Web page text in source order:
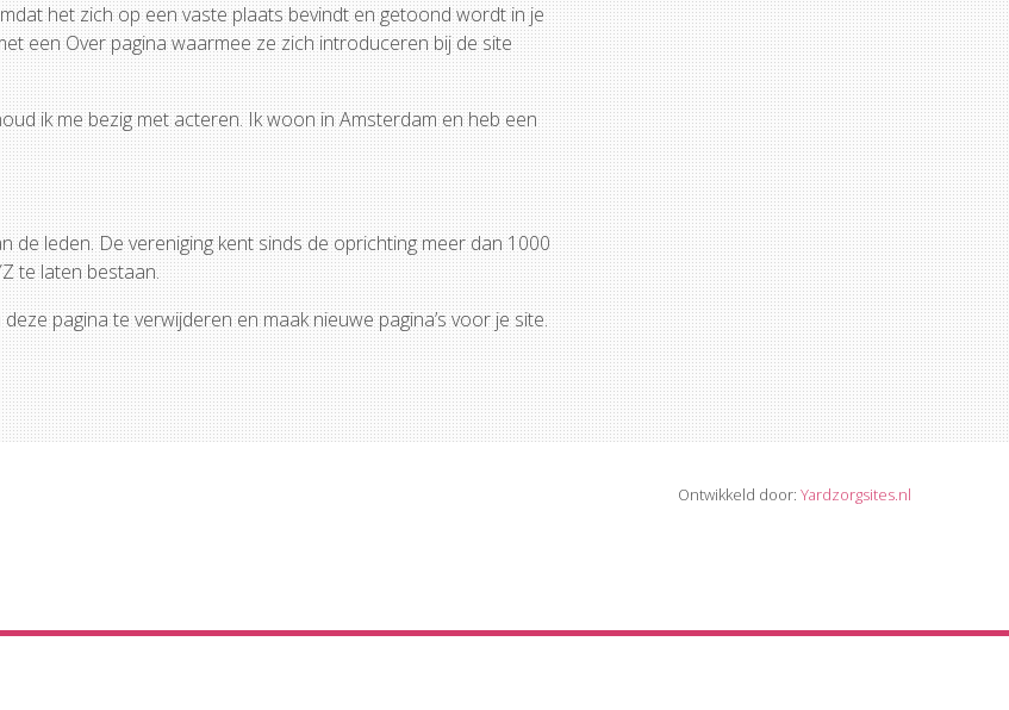
het zich op een vaste plaats bevindt en getoond wordt in je
een Over pagina waarmee ze zich introduceren bij de site
ik me bezig met acteren. Ik woon in Amsterdam en heb een
de leden. De vereniging kent sinds de oprichting meer dan 1000
te laten bestaan.
pagina te verwijderen en maak nieuwe pagina’s voor je site.
Ontwikkeld door: Yardzorgsites.nl